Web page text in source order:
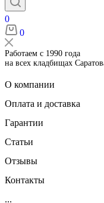
0
0
Работаем с 1990 года
на всех кладбищах
О компании
Оплата и доставка
Гарантии
Статьи
Отзывы
Контакты
...